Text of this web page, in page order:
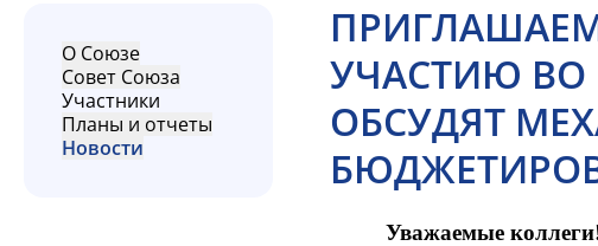
О Союзе
Совет Союза
Участники
Планы и отчеты
Новости
УЧАСТИЮ ВО
ОБСУДЯТ
Уважаемые